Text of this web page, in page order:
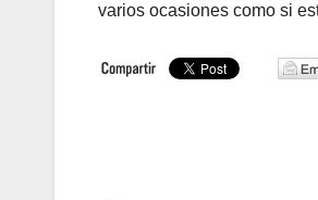
varios ocasiones como si